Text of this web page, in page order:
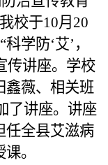
我校于10月20
学防‘艾’，
传讲座。学校
鑫薇、相关班
了讲座。讲座
任全县艾滋病
。